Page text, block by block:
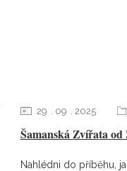
Šamanská Zvířata od
29 09 2025
Nahlédni do příběhu,